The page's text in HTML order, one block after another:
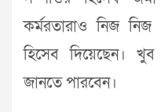
কর্মরতারাও নিজ নিজ
হিসেব দিয়েছেন।
জানতে পারবেন।